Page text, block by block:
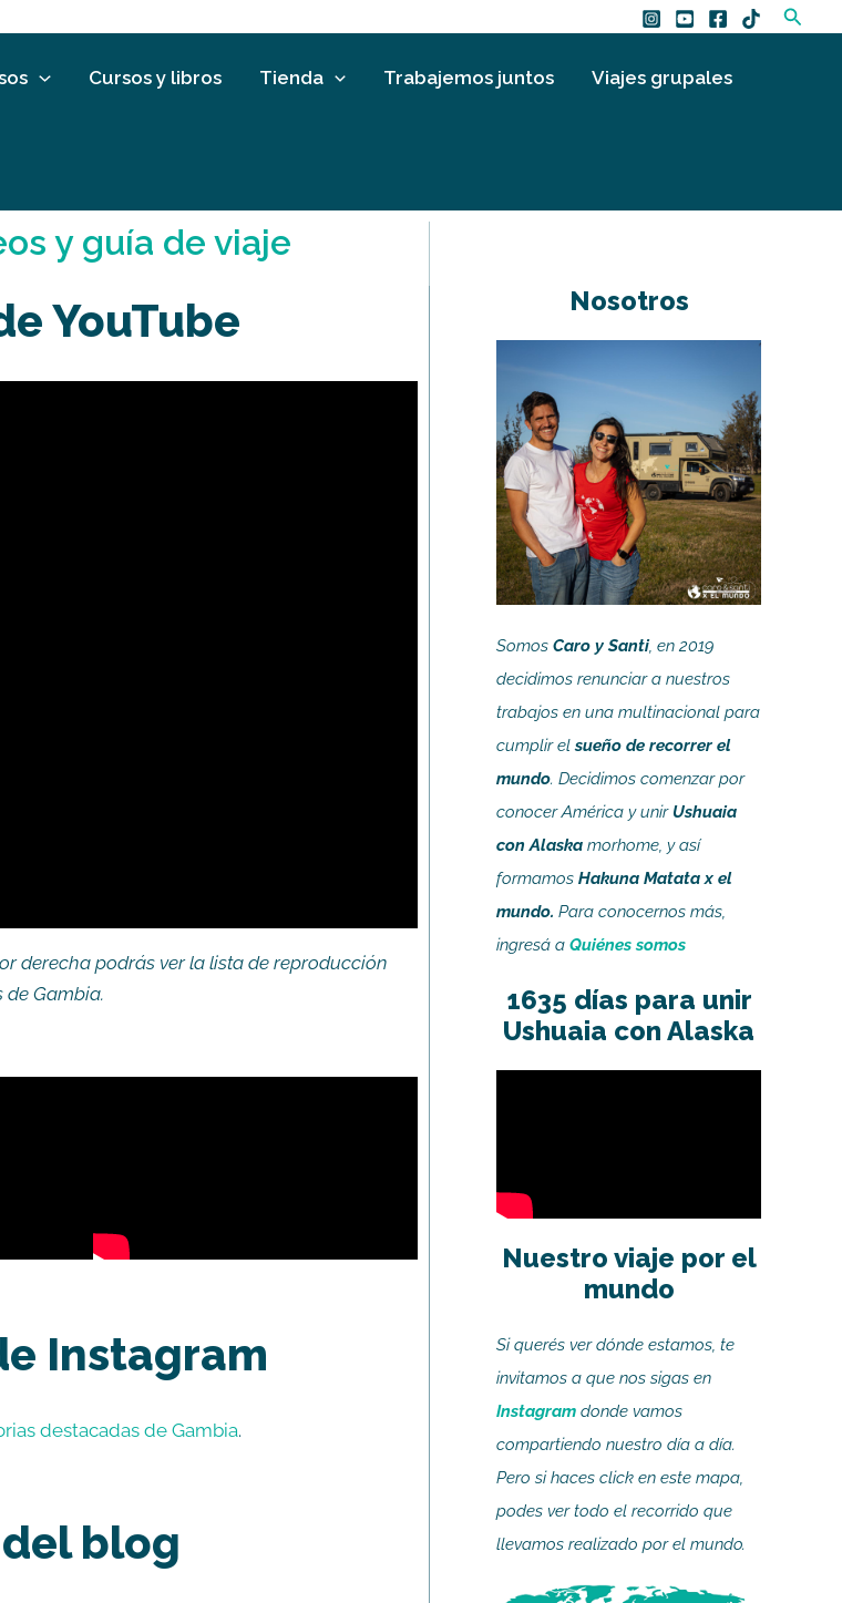
Cursos y libros Tienda Trabajemos juntos Viajes grupales
y guía de viaje
YouTube
derecha podrás ver la lista de reproducción
de Gambia.
Instagram
destacadas de Gambia.
blog
Nosotros
Somos Caro y Santi, en 2019
decidimos renunciar a nuestros
trabajos en una multinacional para
cumplir elsueño de recorrer el
mundo. Decidimos comenzar por
conocer América y unir Ushuaia
con Alaska morhome, y así
formamos Hakuna Matata x el
mundo. Para conocernos más,
ingresá a Quiénes somos
1635 días para unir
Ushuaia con Alaska
Nuestro viaje por el
mundo
Si querés ver dónde estamos, te
invitamos a que nos sigas en
Instagram donde vamos
compartiendo nuestro día a día.
Pero si haces click en este mapa,
podes ver todo el recorrido que
llevamos realizado por el mundo.